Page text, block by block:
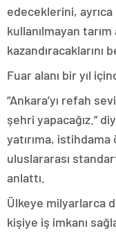
edeceklerini, ayrıca
kullanılmayan tarım
kazandıracaklarını
Fuar alanı bir yıl
“Ankara’yı refah
şehri yapacağız.”
yatırıma,
uluslararası
anlattı.
Ülkeye milyarlarca
kişiye iş imkanı